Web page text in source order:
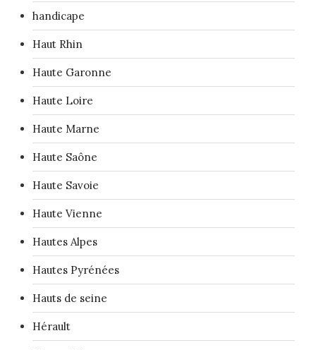
handicape
Haut Rhin
Haute Garonne
Haute Loire
Haute Marne
Haute Saône
Haute Savoie
Haute Vienne
Hautes Alpes
Hautes Pyrénées
Hauts de seine
Hérault